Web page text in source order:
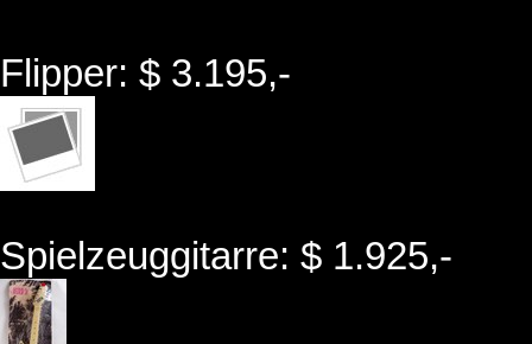
Flipper: $ 3.195,-
Spielzeuggitarre: $ 1.925,-